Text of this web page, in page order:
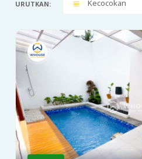
URUTKAN: Kecocokan